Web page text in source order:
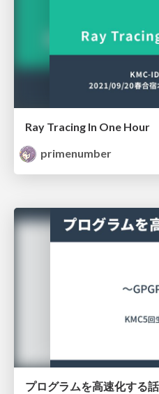
Ray Tracing In One Hour
primenumber
プログラムを高速化する